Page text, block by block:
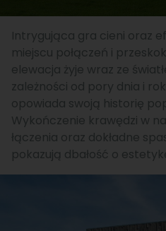
Intrygująca gra cieni oraz
miejscu połączeń i
elewacja żyje wraz ze
zależności od pory dnia i
opowiada swoją historię
Wykończenie krawędzi w
łączenia oraz dokładne
pokazują dbałość o